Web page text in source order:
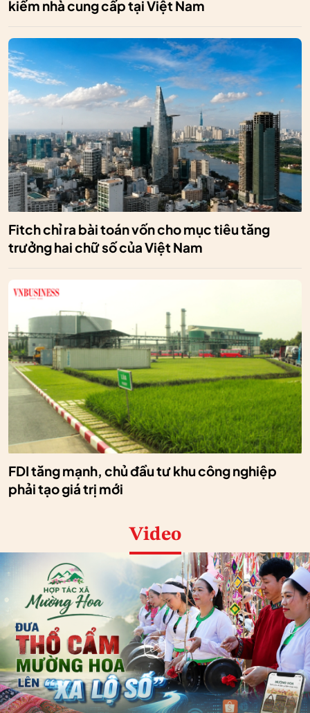
kiếm nhà cung cấp tại Việt Nam
Fitch chỉ ra bài toán vốn cho mục tiêu tăng
trưởng hai chữ số của Việt Nam
FDI tăng mạnh, chủ đầu tư khu công nghiệp
phải tạo giá trị mới
Video